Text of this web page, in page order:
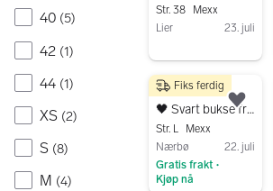
40 (5)
42 (1)
44 (1)
XS (2)
S (8)
M (4)
Str. 38
Mexx
Lier
23. juli
259 kr
🖤 Svart bukse fra Mexx , klassisk slim , L
Str. L
Mexx
Nærbø
22. juli
Gratis frakt •
Kjøp nå
Fiks ferdig